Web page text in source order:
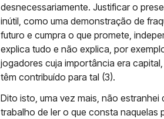
desnecessariamente. Justificar o
inútil, como uma demonstração de
futuro e cumpra o que promete,
explica tudo e não explica, por
jogadores cuja importância era
têm contribuído para tal (3).
Dito isto, uma vez mais, não
trabalho de ler o que consta naquelas